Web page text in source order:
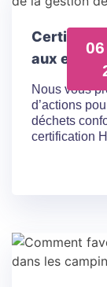
aux
Nous vous
d’actions
déchets
certification